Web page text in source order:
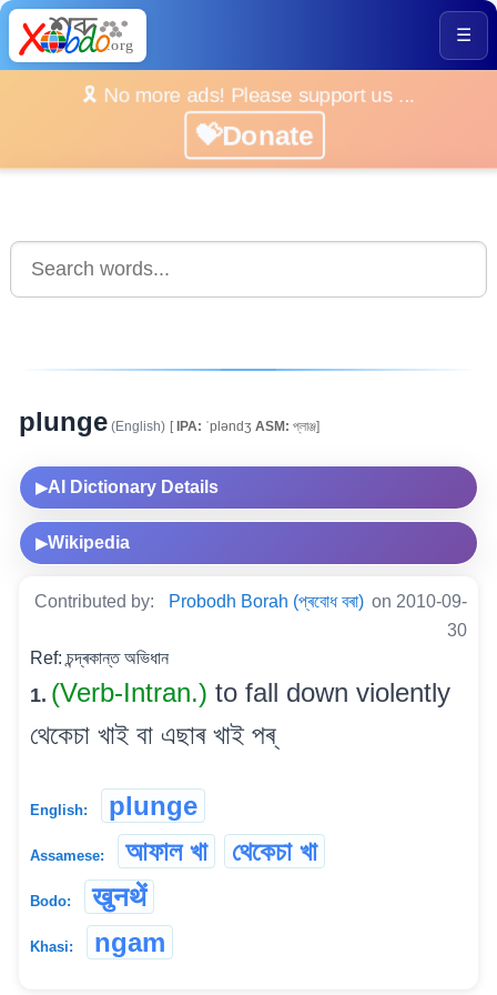
☰
🎗️ No more ads! Please support us ...
💝Donate
plunge (English) [IPA: ˈpləndʒ ASM: প্লাঞ্জ]
▶AI Dictionary Details
▶Wikipedia
Contributed by: Probodh Borah (প্ৰবোধ বৰা) on 2010-09-
30
Ref: চন্দ্ৰকান্ত অভিধান
1. (Verb-Intran.) to fall down violently
থেকেচা খাই বা এছাৰ খাই পৰ্
English: plunge
Assamese: আফাল খা থেকেচা খা
Bodo: खुनथें
Khasi: ngam